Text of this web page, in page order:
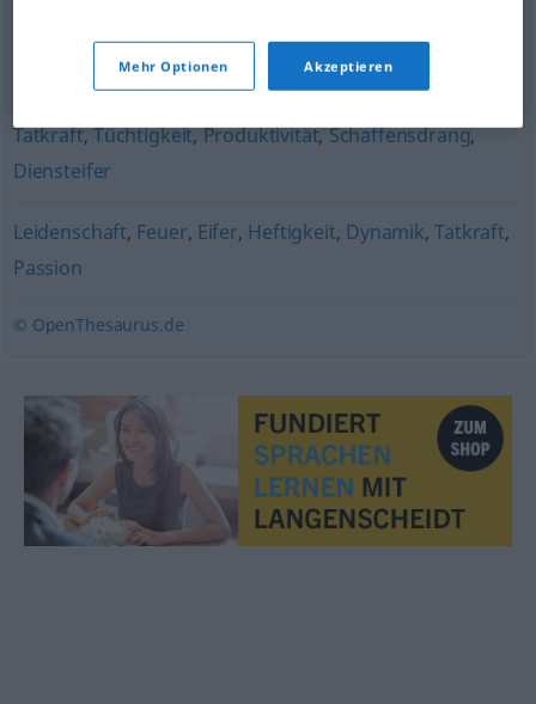
Dampf (ugs.),Schwung,Leistung,
Leistungsfähigkeit
Tatkraft,Tüchtigkeit,Produktivität,Schaffensdrang,
Diensteifer
Leidenschaft, Feuer, Eifer, Heftigkeit, Dynamik,Tatkraft,
Passion
© OpenThesaurus.de
Mehr Optionen Akzeptieren